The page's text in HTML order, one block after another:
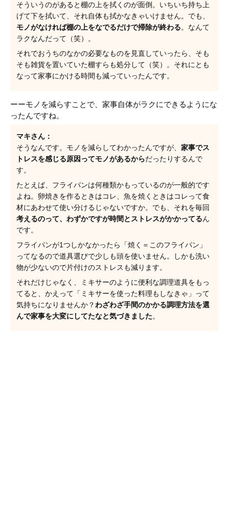
そういうのがあると棚の上を拭くのが面倒。いちいち持ち上
げて下を拭いて、それ自体も拭かなきゃいけません。でも、
モノがなければ棚の上をなでるだけで掃除が終わる。なんて
ラクなんだって（笑）。
それでおうちのなかの必要なものを見直していったら、そも
そも雑貨を置いていた棚すらも処分して（笑）。それにとも
なって家事にかける時間も減っていったんです。
ーーモノを減らすことで、家事自体がラクにできるようにな
ったんですね。
マキさん：
そうなんです。モノを減らしてわかったんですが、 家事でス
トレスを感じる原因ってモノがあるからだったりするんで
す。
たとえば、フライパンは何種類かもっているのが一般的です
よね。卵焼きを作るときはコレ、魚を焼くときはコレって食
材にあわせて使い分けるじゃないですか。でも、それを毎回
考えるのって、わずかですが時間とストレスがかかってるん
です。
フライパンが1つしかなかったら「焼く＝このフライパン」
ってなるので道具選びで少しも頭を使いません。しかも洗い
物が少ないので片付けのストレスも減ります。
それだけじゃなく、ミキサーのように便利な調理道具をもっ
てると、かえって「ミキサーを使った料理もしなきゃ」って
気持ちになりませんか？わざわざ手間のかかる調理方法を選
んで家事を大変にしてたなと気づきました。